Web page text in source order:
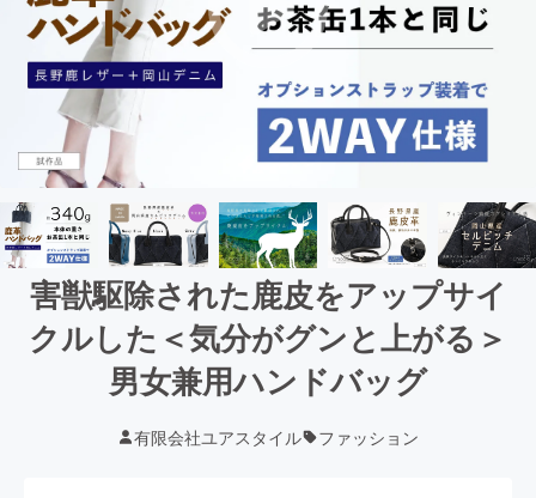
害獣駆除された鹿皮をアップサイ
クルした＜気分がグンと上がる＞
男女兼用ハンドバッグ
有限会社ユアスタイル ファッション